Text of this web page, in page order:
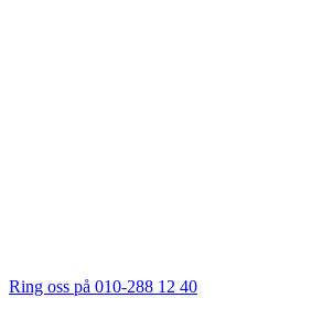
Ring oss på 010-288 12 40